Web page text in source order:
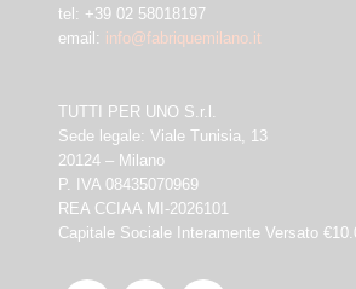
tel: +39 02 58018197
email: info@fabriquemilano.it
TUTTI PER UNO S.r.l.
Sede legale: Viale Tunisia, 13
20124 – Milano
P. IVA 08435070969
REA CCIAA MI-2026101
Capitale Sociale Interamente Versato